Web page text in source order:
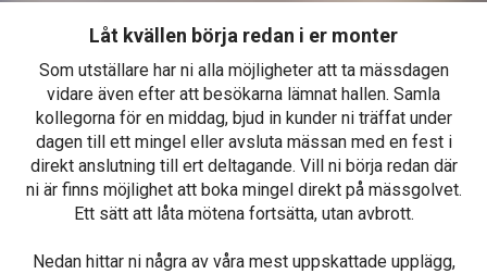
Låt kvällen börja redan i er monter
Som utställare har ni alla möjligheter att ta mässdagen
vidare även efter att besökarna lämnat hallen. Samla
kollegorna för en middag, bjud in kunder ni träffat under
dagen till ett mingel eller avsluta mässan med en fest i
direkt anslutning till ert deltagande. Vill ni börja redan där
ni är finns möjlighet att boka mingel direkt på mässgolvet.
Ett sätt att låta mötena fortsätta, utan avbrott.
Nedan hittar ni några av våra mest uppskattade upplägg,